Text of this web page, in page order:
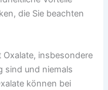
die Sie beachten
Oxalate, insbesondere
sind und niemals
können bei